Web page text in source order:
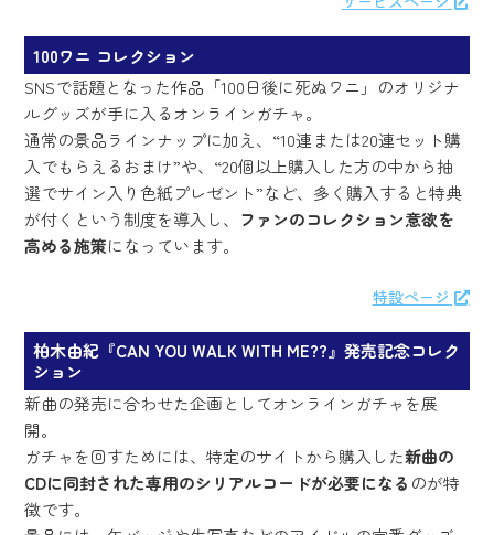
100ワニ コレクション
SNSで話題となった作品「100日後に死ぬワニ」のオリジナ
ルグッズが手に入るオンラインガチャ。
通常の景品ラインナップに加え、“10連または20連セット購
入でもらえるおまけ”や、“20個以上購入した方の中から抽
選でサイン入り色紙プレゼント”など、多く購入すると特典
が付くという制度を導入し、 ファンのコレクション意欲を
高める施策になっています。
特設ページ
柏木由紀『CAN YOU WALK WITH ME??』発売記念コレク
ション
新曲の発売に合わせた企画としてオンラインガチャを展
開。
ガチャを回すためには、特定のサイトから購入した新曲の
CDに同封された専用のシリアルコードが必要になる のが特
徴です。